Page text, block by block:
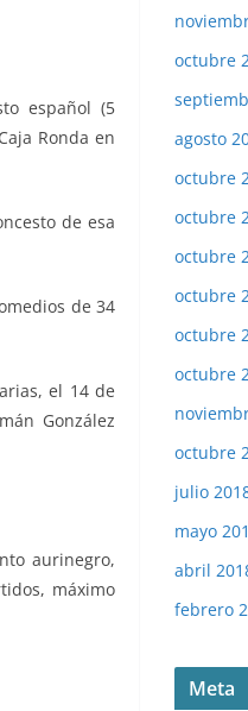
español (5
Ronda en
de esa
de 34
, el 14 de
González
aurinegro,
máximo
octubre
agosto
octubre
octubre
octubre
octubre
octubre
octubre
octubre
julio
mayo
abril
febrero
Meta